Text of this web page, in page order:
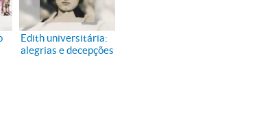
Edith universitária:
alegrias e decepções